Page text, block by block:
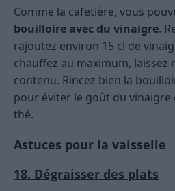
Comme la cafetière, vous
bouilloire avec du vinaigre.
rajoutez environ 15 cl de
chauffez au maximum, laissez
contenu. Rincez bien la
pour éviter le goût du
thé.
Astuces pour la vaisselle
18. Dégraisser des plats